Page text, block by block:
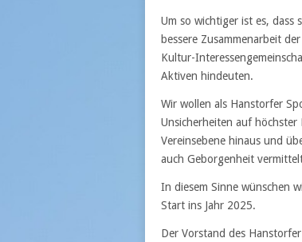
Um so wichtiger ist es, dass
bessere Zusammenarbeit
Kultur-
Aktiven hindeuten.
Wir wollen als Hanstorfer
Unsicherheiten auf höchster
Vereinsebene hinaus und
auch Geborgenheit
In diesem Sinne wünschen
Start ins Jahr 2025.
Der Vorstand des